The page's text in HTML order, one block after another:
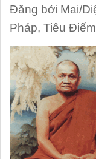
Đăng bởi Mai/
Pháp, Tiêu Điểm